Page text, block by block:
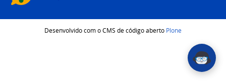
Desenvolvido com o CMS de código aberto Plone